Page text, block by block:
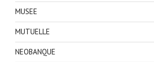
MUSEE
MUTUELLE
NEOBANQUE